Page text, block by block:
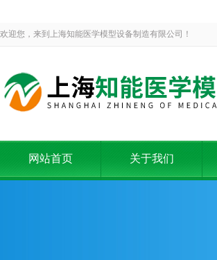
欢迎您，来到上海知能医学模型设备制造有限公司！
网站首页 关于我们